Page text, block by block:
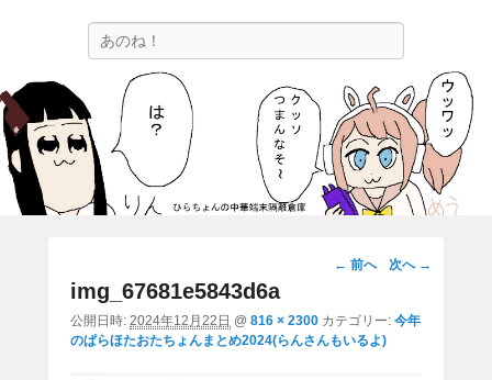
ひらちょんの中華端末隔離倉庫
ほたがページ上部にある検索バーを消してくれたサイトです。
画
ビ
← 前へ 次へ →
img_67681e5843d6a
公開日時: 2024年12月22日 @ 816 × 2300 カテゴリー: 今年
のぱらほたおたちょんまとめ2024(らんさんもいるよ)